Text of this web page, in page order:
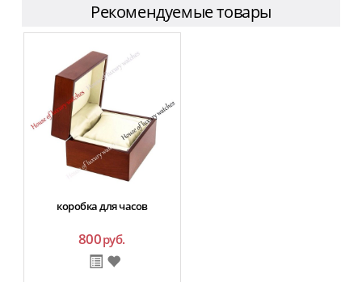
Рекомендуемые товары
коробка для часов
800руб.